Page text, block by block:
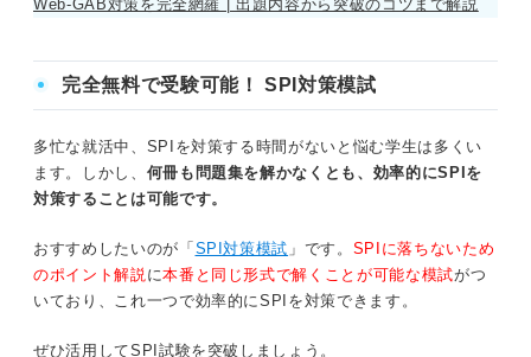
Web-GAB対策を完全網羅 | 出題内容から突破のコツまで解説
完全無料で受験可能！ SPI対策模試
多忙な就活中、SPIを対策する時間がないと悩む学生は多くい
ます。しかし、 何冊も問題集を解かなくとも、効率的にSPIを
対策することは可能です。
おすすめしたいのが「 SPI対策模試 」です。 SPIに落ちないため
のポイント解説に本番と同じ形式で解くことが可能な模試がつ
いており、これ一つで効率的にSPIを対策できます。
ぜひ活用してSPI試験を突破しましょう。